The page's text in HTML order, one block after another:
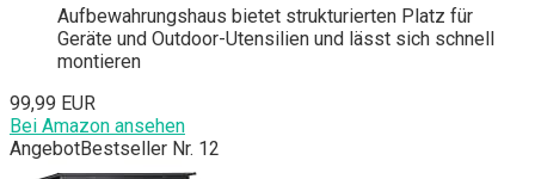
Aufbewahrungshaus bietet strukturierten Platz für
Geräte und Outdoor-Utensilien und lässt sich schnell
montieren
99,99 EUR
Bei Amazon ansehen
AngebotBestseller Nr. 12